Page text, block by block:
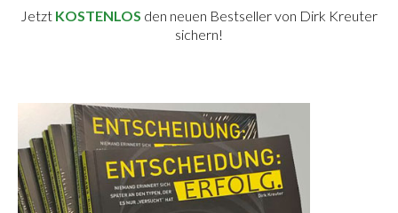
Jetzt KOSTENLOS den neuen Bestseller von Dirk Kreuter
sichern!